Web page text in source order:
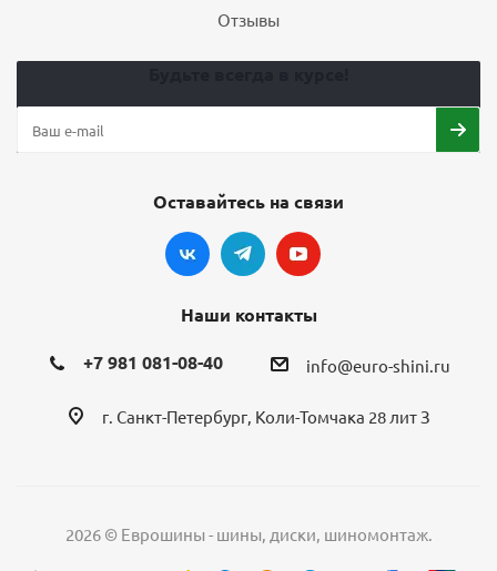
Отзывы
Оставайтесь на связи
Наши контакты
+7 981 081-08-40 info@euro-shini.ru
г. Санкт-Петербург, Коли-Томчака 28 лит З
2026 © Еврошины - шины, диски, шиномонтаж.